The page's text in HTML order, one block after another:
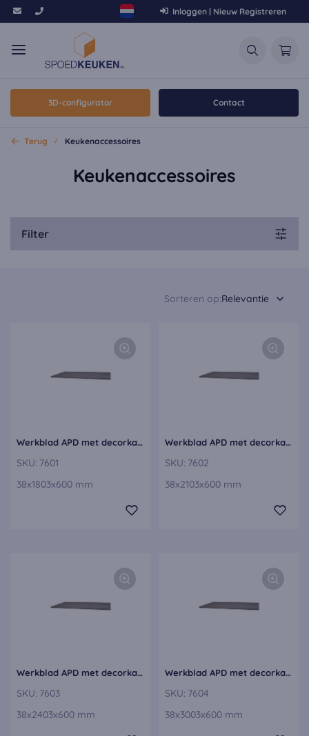
Inloggen | Nieuw Registreren
3D-configurator Contact
Terug Keukenaccessoires
Keukenaccessoires
Filter
Sorteren op:Relevantie
Werkblad APD met decorkant, 60 cm diep APD60-180-E
SKU: 7601
38x1803x600 mm
Werkblad APD met decorkant, 60 cm diep APD60-210-E
SKU: 7602
38x2103x600 mm
Werkblad APD met decorkant, 60 cm diep APD60-240-E
SKU: 7603
38x2403x600 mm
Werkblad APD met decorkant, 60 cm diep APD60-300-E
SKU: 7604
38x3003x600 mm